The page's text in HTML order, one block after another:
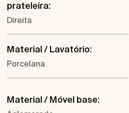
prateleira:
Direita
Material / Lavatório:
Porcelana
Material / Móvel base: